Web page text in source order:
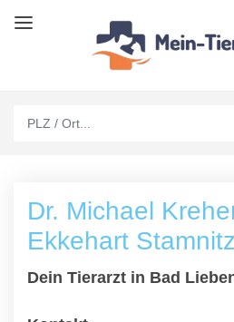
Dr. Michael
Ekkehart Stamnitz
Dein Tierarzt in Bad